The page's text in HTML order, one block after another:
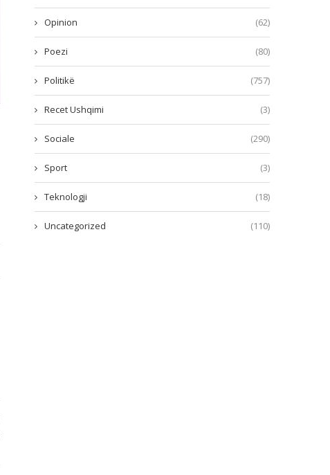
Opinion (62)
Poezi (80)
Politikë (757)
Recet Ushqimi (3)
Sociale (290)
Sport (3)
Teknologji (18)
Uncategorized (110)